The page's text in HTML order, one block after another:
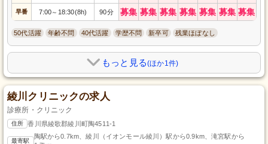
早番 7:00～ 18:30(8h) 90分 募集 募集 募集 募集 募集 募集 募集
50代活躍 年齢不問 40代活躍 学歴不問 新卒可 残業ほぼなし
もっと見る(ほか1件)
綾川クリニックの求人
診療所・クリニック
住所 香川県綾歌郡綾川町陶4511-1
最寄駅
陶駅から0.7km、綾川（イオンモール綾川）駅から0.9km、滝宮駅から